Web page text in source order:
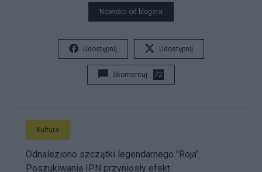
Nowości od blogera
Udostępnij Udostępnij
Skomentuj 72
Kultura
Odnaleziono szczątki legendarnego "Roja".
Poszukiwania IPN przyniosły efekt